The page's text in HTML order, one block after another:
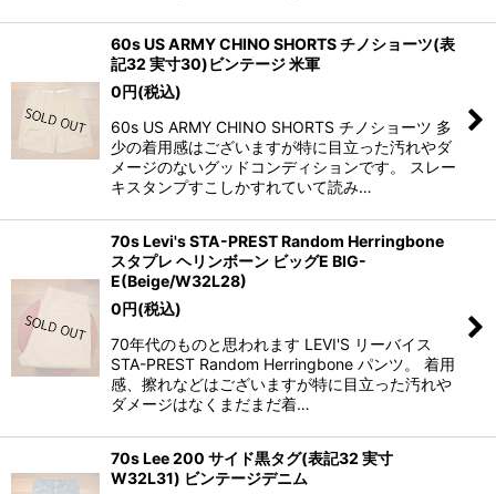
60s US ARMY CHINO SHORTS チノショーツ(表
記32 実寸30)ビンテージ 米軍
0円(税込)
60s US ARMY CHINO SHORTS チノショーツ 多
少の着用感はございますが特に目立った汚れやダ
メージのないグッドコンディションです。 スレー
キスタンプすこしかすれていて読み…
70s Levi's STA-PREST Random Herringbone
スタプレ ヘリンボーン ビッグE BIG-
E(Beige/W32L28)
0円(税込)
70年代のものと思われます LEVI'S リーバイス
STA-PREST Random Herringbone パンツ。 着用
感、擦れなどはございますが特に目立った汚れや
ダメージはなくまだまだ着…
70s Lee 200 サイド黒タグ(表記32 実寸
W32L31) ビンテージデニム